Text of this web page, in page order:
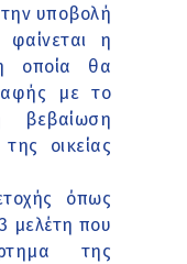
την υποβολή
η
η οποία θα
με το
βεβαίωση
οικείας
όπως
μελέτη που
της